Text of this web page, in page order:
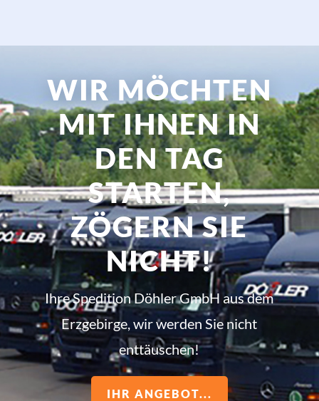
WIR MÖCHTEN
MIT IHNEN IN
DEN TAG
STARTEN,
ZÖGERN SIE
NICHT!
Ihre Spedition Döhler GmbH aus dem
Erzgebirge, wir werden Sie nicht
enttäuschen!
IHR ANGEBOT...